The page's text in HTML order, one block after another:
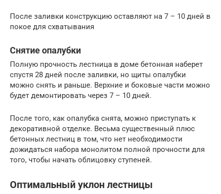
После заливки конструкцию оставляют на 7 – 10 дней в
покое для схватывания
Снятие опалубки
Полную прочность лестница в доме бетонная наберет
спустя 28 дней после заливки, но щиты опалубки
можно снять и раньше. Верхние и боковые части можно
будет демонтировать через 7 – 10 дней.
После того, как опалубка снята, можно приступать к
декоративной отделке. Весьма существенный плюс
бетонных лестниц в том, что нет необходимости
дожидаться набора монолитом полной прочности для
того, чтобы начать облицовку ступеней.
Оптимальный уклон лестницы